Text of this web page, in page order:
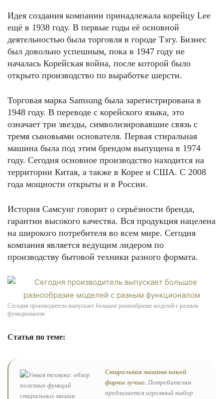
Идея создания компании принадлежала корейцу Lee
ещё в 1938 году. В первые годы её основной
деятельностью была торговля в городе Тэгу. Бизнес
был довольно успешным, пока в 1947 году не
началась Корейская война, после которой было
открыто производство по выработке шерсти.
Торговая марка Samsung была зарегистрирована в
1948 году. В переводе с корейского языка, это
означает три звезды, символизировавшие связь с
тремя сыновьями основателя. Первая стиральная
машина была под этим брендом выпущена в 1974
году. Сегодня основное производство находится на
территории Китая, а также в Корее и США. С 2008
года мощности открыты и в России.
История Самсунг говорит о серьёзности бренда,
гарантии высокого качества. Вся продукция нацелена
на широкого потребителя во всем мире. Сегодня
компания является ведущим лидером по
производству бытовой техники разного формата.
Сегодня производитель выпускает большое разнообразие моделей с разным
функционалом
Статья по теме:
Стиральная машина какой
фирмы лучше. Потребителям
предлагается огромный выбор